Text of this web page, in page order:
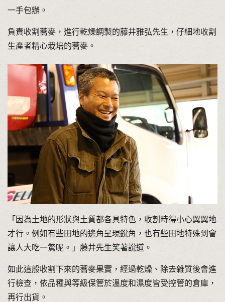
一手包辦。
負責收割蕎麥，進行乾燥調製的藤井雅弘先生，仔細地收割
生產者精心栽培的蕎麥。
「因為土地的形狀與土質都各具特色，收割時得小心翼翼地
才行。例如有些田地的邊角呈現銳角，也有些田地特殊到會
讓人大吃一驚呢。」藤井先生笑著說道。
如此這般收割下來的蕎麥果實，經過乾燥、除去雜質後會進
行檢查，依品種與等級保管於溫度和濕度皆受控管的倉庫，
再行出貨。